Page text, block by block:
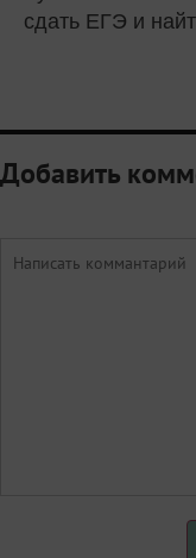
сдать ЕГЭ и
Добавить